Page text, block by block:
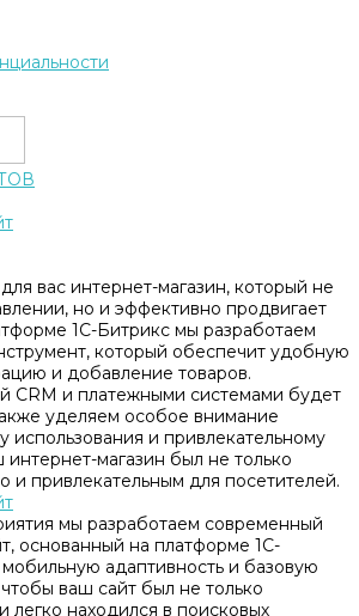
вас интернет-магазин, который не
но и эффективно продвигает
1С-Битрикс мы разработаем
который обеспечит удобную
и добавление товаров.
CRM и платежными системами будет
уделяем особое внимание
использования и привлекательному
магазин был не только
и привлекательным для посетителей.
мы разработаем современный
основанный на платформе 1С-
адаптивность и базовую
ваш сайт был не только
легко находился в поисковых